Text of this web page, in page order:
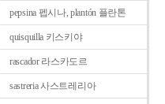
pepsina 펩시나, plantón 플란톤
quisquilla 키스키야
rascador 라스카도르
sastreria 사스트레리아